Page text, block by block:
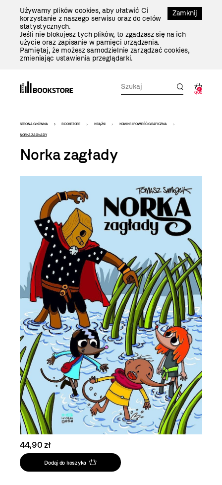
Zamknij
Używamy plików cookies, aby ułatwić Ci
korzystanie z naszego serwisu oraz do celów
statystycznych.
Jeśli nie blokujesz tych plików, to zgadzasz się na ich
użycie oraz zapisanie w pamięci urządzenia.
Pamiętaj, że możesz samodzielnie zarządzać cookies,
zmieniając ustawienia przeglądarki.
0
0,00
Bookstore
-
szablon
STRONA GŁÓWNA BOOKSTORE KSIĄŻKI KOMIKS I POWIEŚĆ GRAFICZNA
NORKA ZAGŁADY
Norka zagłady
44,90 zł
Dodaj do koszyka